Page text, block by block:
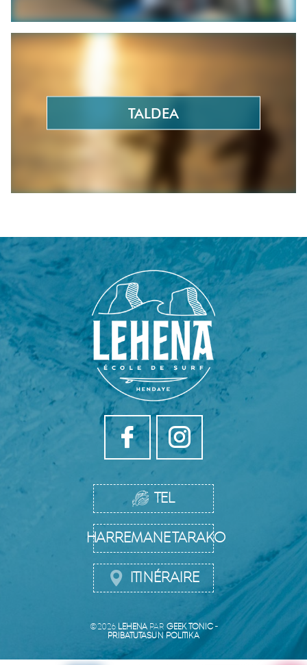
TALDEA
TEL
HARREMANETARAKO
ITINÉRAIRE
©2026 LEHENAPAR GEEK TONIC-
PRIBATUTASUN POLITIKA